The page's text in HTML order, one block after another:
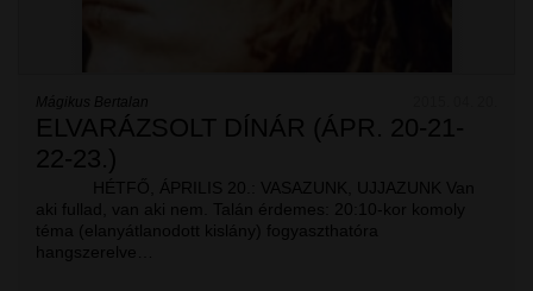
Mágikus Bertalan
ELVARÁZSOLT DÍNÁR (ÁPR. 20-21-
22-23.)
HÉTFŐ, ÁPRILIS 20.: VASAZUNK, UJJAZUNK Van
aki fullad, van aki nem. Talán érdemes: 20:10-kor komoly
téma (elanyátlanodott kislány) fogyaszthatóra
hangszerelve…